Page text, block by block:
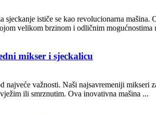
ističe se kao revolucionarna
velikom brzinom i odličnim mogućnostima
mikser i sjeckalicu
važnosti. Naši najsavremeniji mikseri
ili smrznutim. Ova inovativna mašina ...